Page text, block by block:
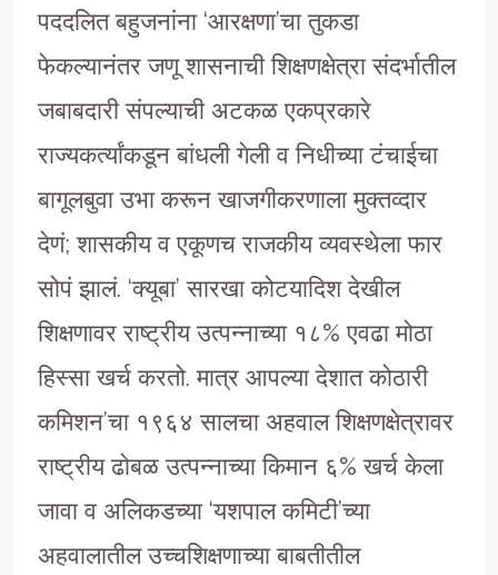
पददलित बहुजनांना ‘आरक्षणा’चा तुकडा
फेकल्यानंतर जणू शासनाची शिक्षणक्षेत्रा संदर्भातील
जबाबदारी संपल्याची अटकळ एकप्रकारे
राज्यकर्त्यांकडून बांधली गेली व निधीच्या टंचाईचा
बागूलबुवा उभा करून खाजगीकरणाला मुक्तव्दार
देणं; शासकीय व एकूणच राजकीय व्यवस्थेला फार
सोपं झालं. ‘क्यूबा’ सारखा कोटयादिश देखील
शिक्षणावर राष्ट्रीय उत्पन्नाच्या १८% एवढा मोठा
हिस्सा खर्च करतो. मात्र आपल्या देशात कोठारी
कमिशन’चा १९६४ सालचा अहवाल शिक्षणक्षेत्रावर
राष्ट्रीय ढोबळ उत्पन्नाच्या किमान ६% खर्च केला
जावा व अलिकडच्या ‘यशपाल कमिटी’च्या
अहवालातील उच्चशिक्षणाच्या बाबतीतील